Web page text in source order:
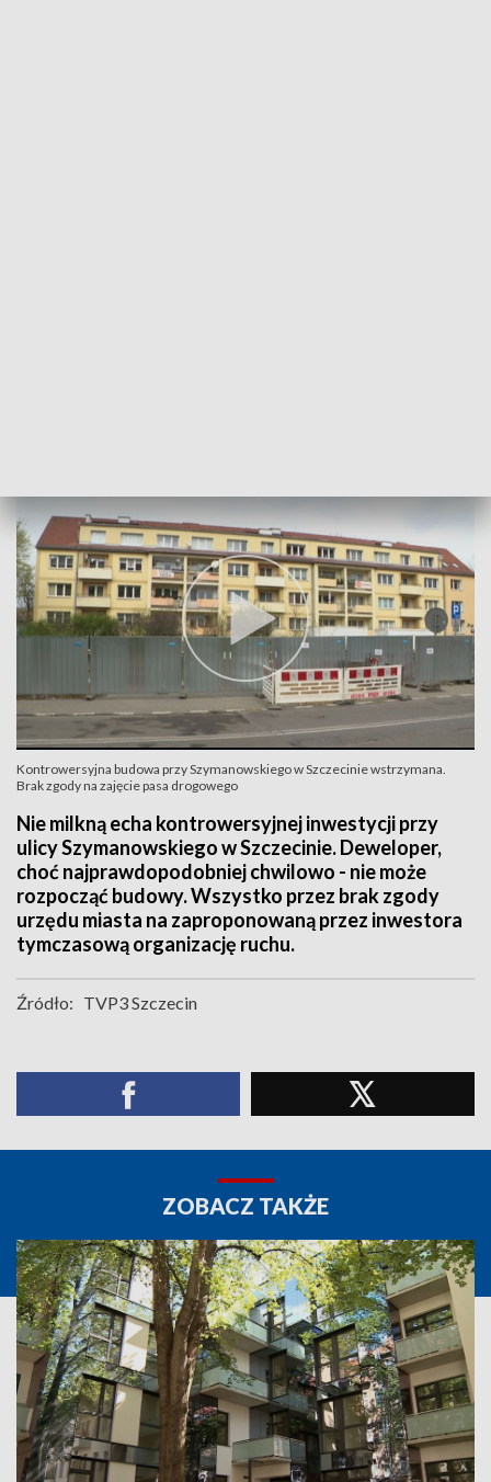
Kontrowersyjna budowa przy Szymanowskiego w Szczecinie wstrzymana.
Brak zgody na zajęcie pasa drogowego
Nie milkną echa kontrowersyjnej inwestycji przy
ulicy Szymanowskiego w Szczecinie. Deweloper,
choć najprawdopodobniej chwilowo - nie może
rozpocząć budowy. Wszystko przez brak zgody
urzędu miasta na zaproponowaną przez inwestora
tymczasową organizację ruchu.
Źródło: TVP3 Szczecin
ZOBACZ TAKŻE